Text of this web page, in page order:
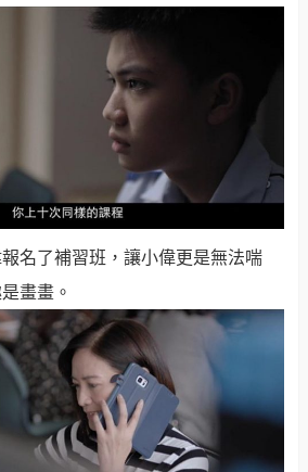
名了補習班，讓小偉更是無法喘
畫畫。